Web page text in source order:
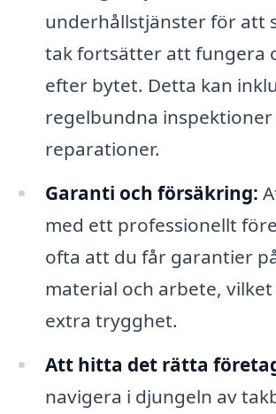
underhållstjänster för att
tak fortsätter att fungera
efter bytet. Detta kan
regelbundna inspektioner
reparationer.
Garanti och försäkring:
med ett professionellt
ofta att du får garantier
material och arbete,
extra trygghet.
Att hitta det rätta
navigera i djungeln av